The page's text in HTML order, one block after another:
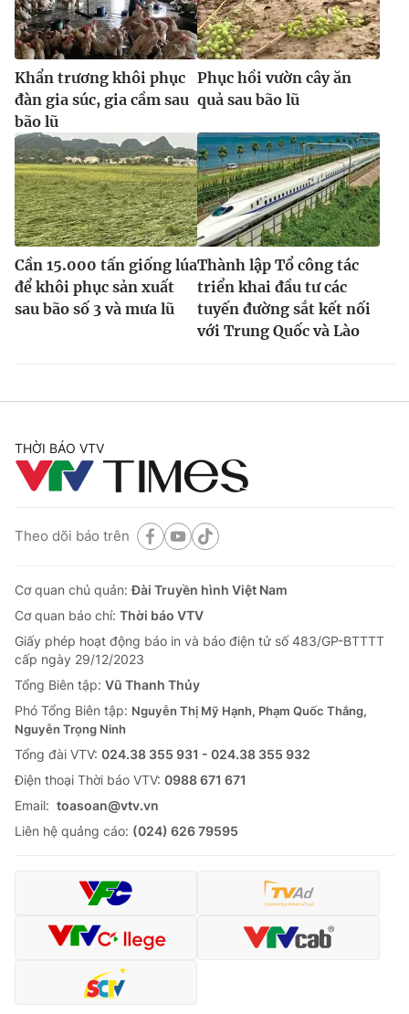
Khẩn trương khôi phục
đàn gia súc, gia cầm sau
bão lũ
Phục hồi vườn cây ăn
quả sau bão lũ
Cần 15.000 tấn giống lúa
để khôi phục sản xuất
sau bão số 3 và mưa lũ
Thành lập Tổ công tác
triển khai đầu tư các
tuyến đường sắt kết nối
với Trung Quốc và Lào
THỜI BÁO VTV
Theo dõi báo trên
Cơ quan chủ quản:Đài Truyền hình Việt Nam
Cơ quan báo chí: Thời báo VTV
Giấy phép hoạt động báo in và báo điện tử số 483/GP-BTTTT
cấp ngày 29/12/2023
Tổng Biên tập: Vũ Thanh Thủy
Phó Tổng Biên tập: Nguyễn Thị Mỹ Hạnh, Phạm Quốc Thắng,
Nguyễn Trọng Ninh
Tổng đài VTV: 024.38 355 931 - 024.38 355 932
Ðiện thoại Thời báo VTV: 0988 671 671
Email: toasoan@vtv.vn
Liên hệ quảng cáo: (024) 626 79595